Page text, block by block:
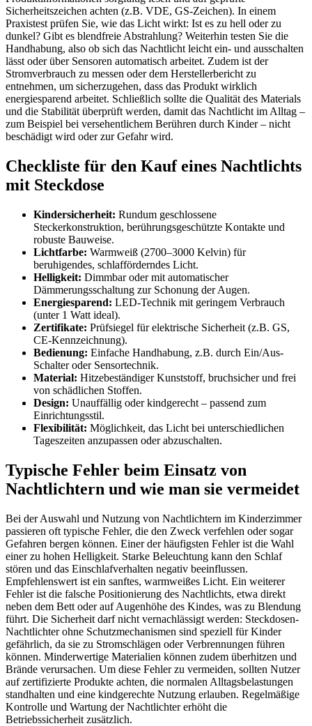
Sicherheitszeichen achten (z.B. VDE, GS-Zeichen). In einem
Praxistest prüfen Sie, wie das Licht wirkt: Ist es zu hell oder zu
dunkel? Gibt es blendfreie Abstrahlung? Weiterhin testen Sie die
Handhabung, also ob sich das Nachtlicht leicht ein- und ausschalten
lässt oder über Sensoren automatisch arbeitet. Zudem ist der
Stromverbrauch zu messen oder dem Herstellerbericht zu
entnehmen, um sicherzugehen, dass das Produkt wirklich
energiesparend arbeitet. Schließlich sollte die Qualität des Materials
und die Stabilität überprüft werden, damit das Nachtlicht im Alltag –
zum Beispiel bei versehentlichem Berühren durch Kinder – nicht
beschädigt wird oder zur Gefahr wird.
Checkliste für den Kauf eines Nachtlichts
mit Steckdose
Kindersicherheit: Rundum geschlossene
Steckerkonstruktion, berührungsgeschützte Kontakte und
robuste Bauweise.
Lichtfarbe: Warmweiß (2700–3000 Kelvin) für
beruhigendes, schlafförderndes Licht.
Helligkeit: Dimmbar oder mit automatischer
Dämmerungsschaltung zur Schonung der Augen.
Energiesparend: LED-Technik mit geringem Verbrauch
(unter 1 Watt ideal).
Zertifikate: Prüfsiegel für elektrische Sicherheit (z.B. GS,
CE-Kennzeichnung).
Bedienung: Einfache Handhabung, z.B. durch Ein/Aus-
Schalter oder Sensortechnik.
Material: Hitzebeständiger Kunststoff, bruchsicher und frei
von schädlichen Stoffen.
Design: Unauffällig oder kindgerecht – passend zum
Einrichtungsstil.
Flexibilität: Möglichkeit, das Licht bei unterschiedlichen
Tageszeiten anzupassen oder abzuschalten.
Typische Fehler beim Einsatz von
Nachtlichtern und wie man sie vermeidet
Bei der Auswahl und Nutzung von Nachtlichtern im Kinderzimmer
passieren oft typische Fehler, die den Zweck verfehlen oder sogar
Gefahren bergen können. Einer der häufigsten Fehler ist die Wahl
einer zu hohen Helligkeit. Starke Beleuchtung kann den Schlaf
stören und das Einschlafverhalten negativ beeinflussen.
Empfehlenswert ist ein sanftes, warmweißes Licht. Ein weiterer
Fehler ist die falsche Positionierung des Nachtlichts, etwa direkt
neben dem Bett oder auf Augenhöhe des Kindes, was zu Blendung
führt. Die Sicherheit darf nicht vernachlässigt werden: Steckdosen-
Nachtlichter ohne Schutzmechanismen sind speziell für Kinder
gefährlich, da sie zu Stromschlägen oder Verbrennungen führen
können. Minderwertige Materialien können zudem überhitzen und
Brände verursachen. Um diese Fehler zu vermeiden, sollten Nutzer
auf zertifizierte Produkte achten, die normalen Alltagsbelastungen
standhalten und eine kindgerechte Nutzung erlauben. Regelmäßige
Kontrolle und Wartung der Nachtlichter erhöht die
Betriebssicherheit zusätzlich.